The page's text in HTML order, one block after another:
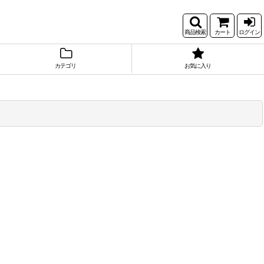
商品検索 カート ログイン
カテゴリ お気に入り